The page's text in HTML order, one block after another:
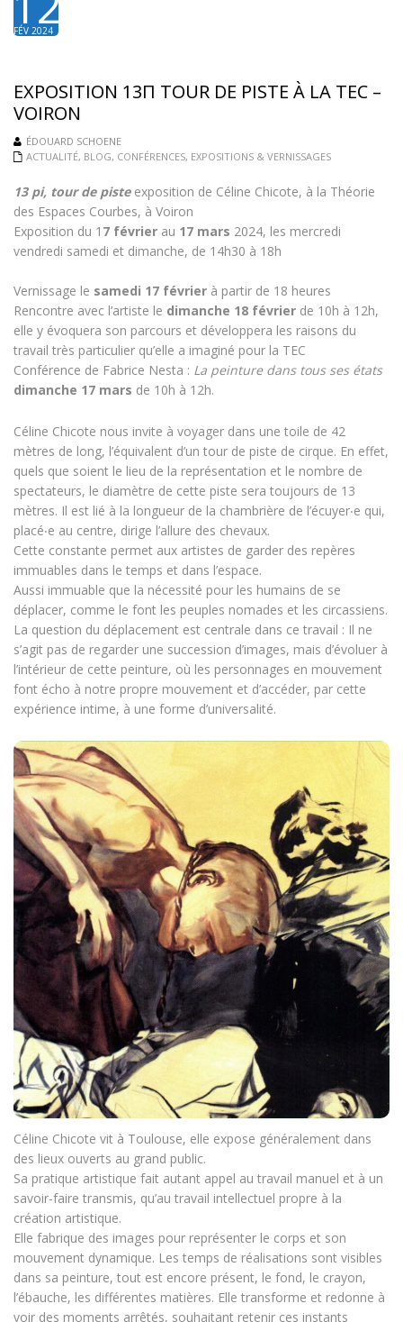
FÉV 2024
EXPOSITION 13Π TOUR DE PISTE À LA TEC –
VOIRON
ÉDOUARD SCHOENE
ACTUALITÉ, BLOG, CONFÉRENCES, EXPOSITIONS & VERNISSAGES
13 pi, tour de pisteexposition de Céline Chicote, à la Théorie
des Espaces Courbes, à Voiron
Exposition du 1 7 février au 17 mars 2024, les mercredi
vendredi samedi et dimanche, de 14h30 à 18h
Vernissage le samedi 17 février à partir de 18 heures
Rencontre avec l’artiste le dimanche 18 février de 10h à 12h,
elle y évoquera son parcours et développera les raisons du
travail très particulier qu’elle a imaginé pour la TEC
Conférence de Fabrice Nesta : La peinture dans tous ses états
dimanche 17 mars de 10h à 12h.
Céline Chicote nous invite à voyager dans une toile de 42
mètres de long, l’équivalent d’un tour de piste de cirque. En effet,
quels que soient le lieu de la représentation et le nombre de
spectateurs, le diamètre de cette piste sera toujours de 13
mètres. Il est lié à la longueur de la chambrière de l’écuyer‧e qui,
placé‧e au centre, dirige l’allure des chevaux.
Cette constante permet aux artistes de garder des repères
immuables dans le temps et dans l’espace.
Aussi immuable que la nécessité pour les humains de se
déplacer, comme le font les peuples nomades et les circassiens.
La question du déplacement est centrale dans ce travail : Il ne
s’agit pas de regarder une succession d’images, mais d’évoluer à
l’intérieur de cette peinture, où les personnages en mouvement
font écho à notre propre mouvement et d’accéder, par cette
expérience intime, à une forme d’universalité.
Céline Chicote vit à Toulouse, elle expose généralement dans
des lieux ouverts au grand public.
Sa pratique artistique fait autant appel au travail manuel et à un
savoir-faire transmis, qu’au travail intellectuel propre à la
création artistique.
Elle fabrique des images pour représenter le corps et son
mouvement dynamique. Les temps de réalisations sont visibles
dans sa peinture, tout est encore présent, le fond, le crayon,
l’ébauche, les différentes matières. Elle transforme et redonne à
voir des moments arrêtés, souhaitant retenir ces instants